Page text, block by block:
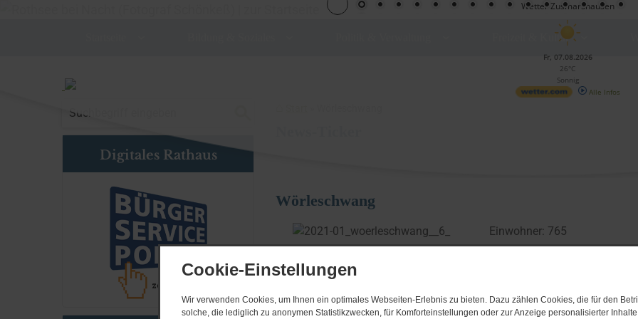
Cookie-Einstellungen
Wir verwenden Cookies, um Ihnen ein optimales Webseiten-Erlebnis zu bieten. Dazu zählen Cookies, die für den
solche, die lediglich zu anonymen Statistikzwecken, für Komforteinstellungen oder zur Anzeige personalisierter
Wetter Zusmarshausen
Fr, 07.08.2026
26°C
Sonnig
Alle Infos
Freizeit & Kultur
Wörleschwang
Einwohner: 765
Wörleschwang wurde
"Wernischwanch" erwähnt.
von Welden,
Digitales Rathaus